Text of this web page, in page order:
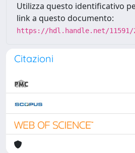
Utilizza questo identificativo
link a questo documento:
https://hdl.handle.net/11591/
Citazioni